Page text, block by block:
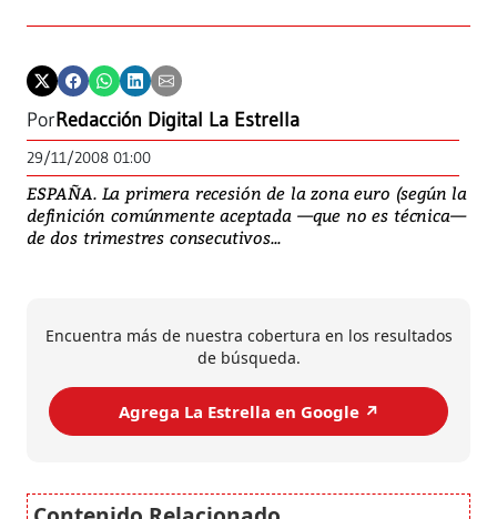
PorRedacción Digital La Estrella
29/11/2008 01:00
ESPAÑA. La primera recesión de la zona euro (según la
definición comúnmente aceptada —que no es técnica—
de dos trimestres consecutivos...
Encuentra más de nuestra cobertura en los resultados
de búsqueda.
Agrega La Estrella en Google ↗️